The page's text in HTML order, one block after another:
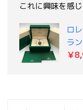
これに興味を感
ロ
ラ
￥